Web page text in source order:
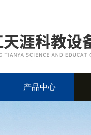
产品中心